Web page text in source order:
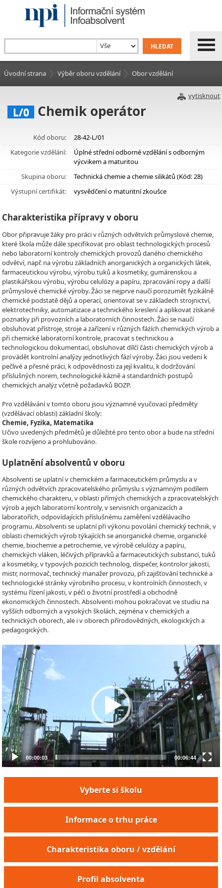
Úvodní strana Výběr oboru vzdělání Obor vzdělání
vytisknout
L/0 Chemik operátor
Kód oboru:
28-42-L/01
Kategorie vzdělání:
Úplné střední odborné vzdělání s odborným
výcvikem a maturitou
Skupina oboru:
Technická chemie a chemie silikátů (Kód: 28)
Výstupní certifikát:
vysvědčení o maturitní zkoušce
Charakteristika přípravy v oboru
Obor připravuje žáky pro práci v různých odvětvích průmyslové chemie,
které škola může dále specifikovat pro oblast technologických procesů
nebo laboratorní kontroly chemických provozů daného chemického
odvětví, např. na výrobu základních anorganických a organických látek,
farmaceutickou výrobu, výrobu tuků a kosmetiky, gumárenskou a
plastikářskou výrobu, výrobu celulózy a papíru, zpracování ropy a další
průmyslové chemické výroby. Žáci se nejprve naučí porozumět fyzikálně
chemické podstatě dějů a operací, orientovat se v základech strojnictví,
elektrotechniky, automatizace a technického kreslení a aplikovat získané
poznatky při provozních a laboratorních činnostech. Žáci se naučí
obsluhovat přístroje, stroje a zařízení v různých fázích chemických výrob a
při chemické laboratorní kontrole, pracovat s technickou a
technologickou dokumentací, obsluhovat dílčí části chemických výrob a
provádět kontrolní analýzy jednotlivých fází výroby. Žáci jsou vedeni k
pečlivé a přesné práci, k odpovědnosti za její kvalitu, k dodržování
příslušných norem, technologické kázně a standardních postupů
chemických analýz včetně požadavků BOZP.
Pro vzdělávání v tomto oboru jsou významné vyučovací předměty
(vzdělávací oblasti) základní školy:
Chemie, Fyzika, Matematika
Učivo uvedených předmětů je důležité pro tento obor a bude na střední
škole rozvíjeno a prohlubováno.
Uplatnění absolventů v oboru
Absolventi se uplatní v chemickém a farmaceutickém průmyslu a v
různých odvětvích zpracovatelského průmyslu s významným podílem
chemického charakteru, v oblasti přímých chemických a zpracovatelských
výrob a jejich laboratorní kontroly, v servisních organizacích a
laboratořích, odpovídajících příslušnému zaměření vzdělávacího
programu. Absolventi se uplatní při výkonu povolání chemický technik, v
oblasti chemických výrob týkajících se anorganické chemie, organické
chemie, biochemie a petrochemie, ve výrobě celulózy a papíru,
chemických vláken, léčivých přípravků a farmaceutických substancí, tuků
a kosmetiky, v typových pozicích technolog, dispečer, kontrolor jakosti,
mistr, normovač, technický manažer provozu, při zajišťování technické a
technologické stránky výrobního procesu, v kontrolních činnostech, v
systému řízení jakosti, v péči o životní prostředí a obchodně
ekonomických činnostech. Absolventi mohou pokračovat ve studiu na
vyšších odborných a vysokých školách, zejména v chemických a
technických oborech, ale i v oborech přírodovědných, ekologických a
pedagogických.
Video
Player
00:00:03 00:06:44
Vyberte si školu
Informace o trhu práce
Charakteristika oboru / vzdělání
Profil absolventa